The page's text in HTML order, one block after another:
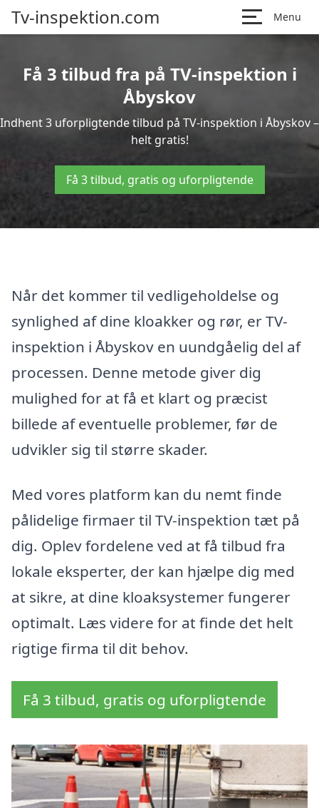
Tv-inspektion.com Menu
Få 3 tilbud fra på TV-inspektion i
Åbyskov
Indhent 3 uforpligtende tilbud på TV-inspektion i Åbyskov –
helt gratis!
Få 3 tilbud, gratis og uforpligtende
Når det kommer til vedligeholdelse og
synlighed af dine kloakker og rør, er TV-
inspektion i Åbyskov en uundgåelig del af
processen. Denne metode giver dig
mulighed for at få et klart og præcist
billede af eventuelle problemer, før de
udvikler sig til større skader.
Med vores platform kan du nemt finde
pålidelige firmaer til TV-inspektion tæt på
dig. Oplev fordelene ved at få tilbud fra
lokale eksperter, der kan hjælpe dig med
at sikre, at dine kloaksystemer fungerer
optimalt. Læs videre for at finde det helt
rigtige firma til dit behov.
Få 3 tilbud, gratis og uforpligtende